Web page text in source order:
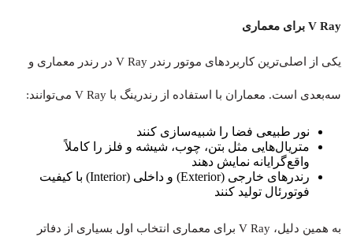
V Ray برای معماری
یکی از اصلی‌ترین کاربردهای موتور رندر V Ray در رندر معماری و
سه‌بعدی است. معماران با استفاده از رندرینگ با V Ray می‌توانند:
نور طبیعی فضا را شبیه‌سازی کنند
متریال‌هایی مثل بتن، چوب، شیشه و فلز را کاملاً
واقع‌گرایانه نمایش دهند
رندرهای خارجی (Exterior) و داخلی (Interior) با کیفیت
فوتورئال تولید کنند
به همین دلیل، V Ray برای معماری انتخاب اول بسیاری از دفاتر